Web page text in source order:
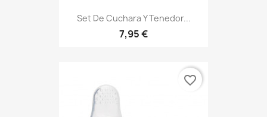
Set De Cuchara Y Tenedor...
7,95 €
favorite_border